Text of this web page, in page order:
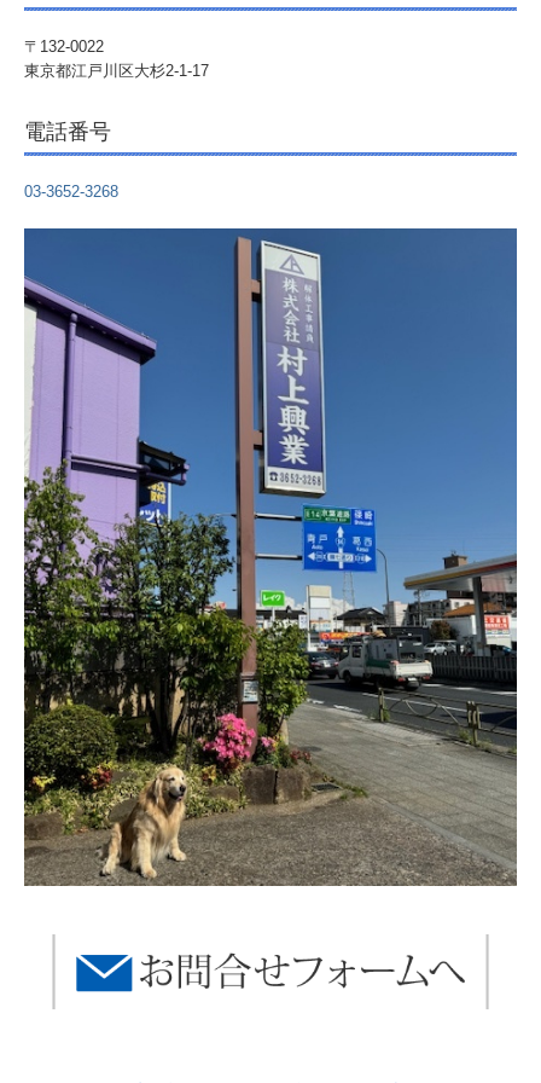
〒132-0022
東京都江戸川区大杉2-1-17
電話番号
03-3652-3268